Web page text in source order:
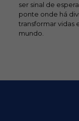
ser sinal de
ponte onde há
transformar vidas
mundo.